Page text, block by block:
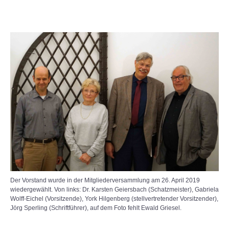
Der Vorstand wurde in der Mitgliederversammlung am 26. April 2019
wiedergewählt. Von links: Dr. Karsten Geiersbach (Schatzmeister), Gabriela
Wolff-Eichel (Vorsitzende), York Hilgenberg (stellvertretender Vorsitzender),
Jörg Sperling (Schriftführer), auf dem Foto fehlt Ewald Griesel.